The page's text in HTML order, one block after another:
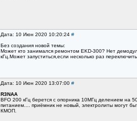
Дата: 10 Июн 2020 10:20:24 #
Без создания новой темы:
Может кто занимался ремонтом EKD-300? Нет
кГц.Может запуститься,если несколько раз
Дата: 10 Июн 2020 13:07:00 #
R3NAA
BFO 200 кГц берется с опорника 10МГц делением на
питанием.... приёмник не новый, электролиты могут
КМОП.